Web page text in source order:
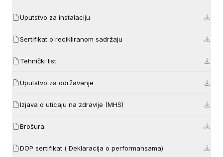
Uputstvo za instalaciju
Sertifikat o recikliranom sadržaju
Tehnički list
Uputstvo za održavanje
Izjava o uticaju na zdravlje (MHS)
Brošura
DOP sertifikat ( Deklaracija o performansama)